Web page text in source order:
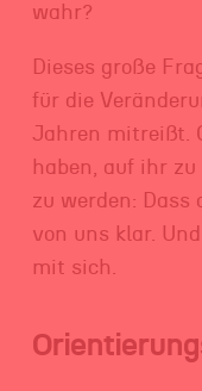
wahr?
Dieses große
für die
Jahren mitreißt.
haben, auf ihr
zu werden: Dass
von uns klar.
mit sich.